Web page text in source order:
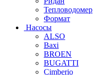
Тепловодомер
Формат
Насосы
ALSO
Baxi
BROEN
BUGATTI
Cimberio